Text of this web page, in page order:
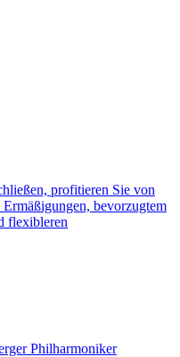
profitieren Sie von
bevorzugtem
flexibleren
Philharmoniker